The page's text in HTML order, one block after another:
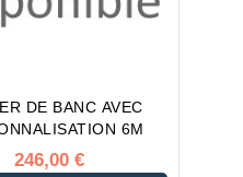
DE BANC AVEC
6M
246,00 €